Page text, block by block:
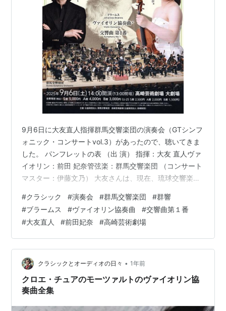
9月6日に大友直人指揮群馬交響楽団の演奏会（GTシンフ
ォニック・コンサートvol.3）があったので、聴いてきま
した。 パンフレットの表 （出 演） 指揮：大友 直人ヴァ
イオリン：前田 妃奈管弦楽：群馬交響楽団 （コンサート
マスター：伊藤文乃） 大友さんは、現在、琉球交響楽団
元群馬交響楽団音楽監督。前田さんは、2022年ヴィエニ
アフスキ国際ヴァイオリンコンクール優勝、国内外で協
奏曲、リサイタルなどに取り組んでいる。2024年度第33
回出光音楽賞受賞。東京音大ディプロマコース在学中。
詳しくは、下記プロフィールをご覧ください。 （曲 目）
ブラームス …
#クラシック #演奏会 #群馬交響楽団 #群響
#ブラームス #ヴァイオリン協奏曲 #交響曲第１番
#大友直人 #前田妃奈 #高崎芸術劇場
クラシックとオーディオの日々 • 1年前
クロエ・チュアのモーツァルトのヴァイオリン協
奏曲全集